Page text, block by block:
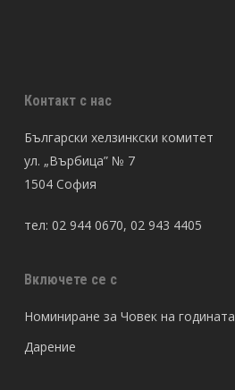
Контакт с нас
Български хелзинкски комитет
ул. „Върбица” № 7
1504 София
тел: 02 944 0670, 02 943 4405
Включете се с
Номиниране за Човек на годината
Дарение